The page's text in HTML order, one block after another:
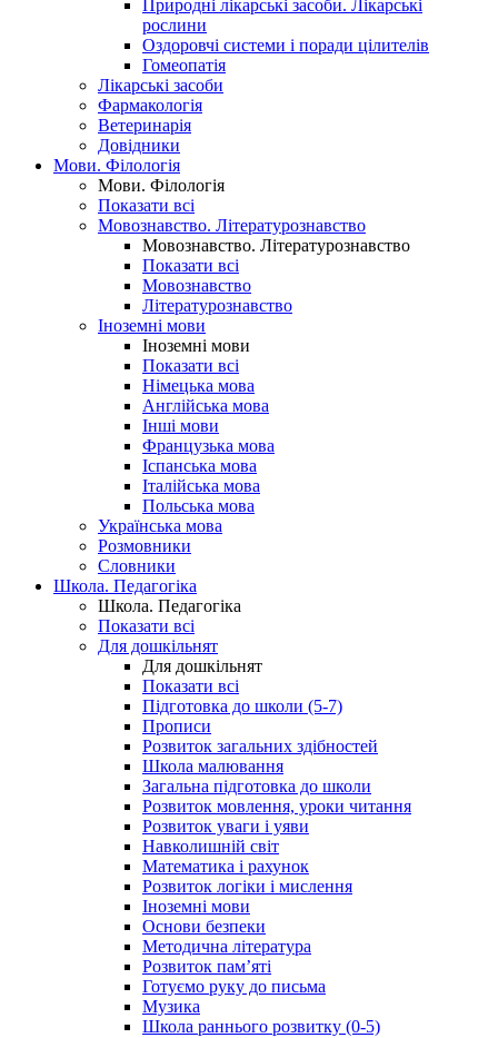
Природні лікарські засоби. Лікарські
рослини
Оздоровчі системи і поради цілителів
Гомеопатія
Лікарські засоби
Фармакологія
Ветеринарія
Довідники
Мови. Філологія
Мови. Філологія
Показати всі
Мовознавство. Літературознавство
Мовознавство. Літературознавство
Показати всі
Мовознавство
Літературознавство
Іноземні мови
Іноземні мови
Показати всі
Німецька мова
Англійська мова
Інші мови
Французька мова
Іспанська мова
Італійська мова
Польська мова
Українська мова
Розмовники
Словники
Школа. Педагогіка
Школа. Педагогіка
Показати всі
Для дошкільнят
Для дошкільнят
Показати всі
Підготовка до школи (5-7)
Прописи
Розвиток загальних здібностей
Школа малювання
Загальна підготовка до школи
Розвиток мовлення, уроки читання
Розвиток уваги і уяви
Навколишній світ
Математика і рахунок
Розвиток логіки і мислення
Іноземні мови
Основи безпеки
Методична література
Розвиток пам’яті
Готуємо руку до письма
Музика
Школа раннього розвитку (0-5)